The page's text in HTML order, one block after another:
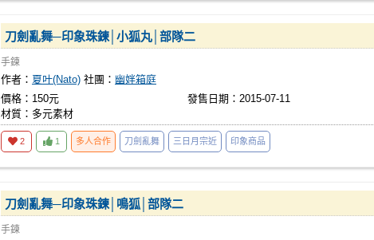
刀劍亂舞─印象珠鍊│小狐丸│部隊二
手鍊
作者： 夏叶(Nato) 社團： 幽姅箱庭
價格：150元
發售日期：2015-07-11
材質：多元素材
2 1 多人合作 刀劍亂舞 三日月宗近 印象商品
刀劍亂舞─印象珠鍊│鳴狐│部隊二
手鍊